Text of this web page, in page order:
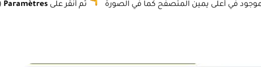
في أعلى يمين المتصفح كما في الصورة ثم أنقر على Paramètres